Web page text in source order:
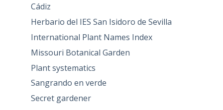
Cádiz
Herbario del IES San Isidoro de Sevilla
International Plant Names Index
Missouri Botanical Garden
Plant systematics
Sangrando en verde
Secret gardener